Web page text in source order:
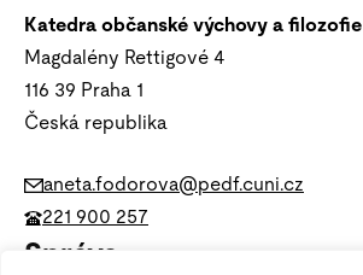
Katedra občanské výchovy a filozofie
Magdalény Rettigové 4
116 39 Praha 1
Česká republika
aneta.fodorova@pedf.cuni.cz
221 900 257
Správa